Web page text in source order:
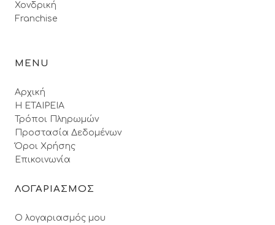
Χονδρική
Franchise
MENU
Αρχική
Η ΕΤΑΙΡΕΙΑ
Τρόποι Πληρωμών
Προστασία Δεδομένων
Όροι Xρήσης
Επικοινωνία
ΛΟΓΑΡΙΑΣΜΟΣ
Ο λογαριασμός μου